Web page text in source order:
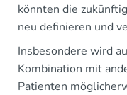
könnten die
neu definieren und
Insbesondere wird
Kombination mit
Patienten